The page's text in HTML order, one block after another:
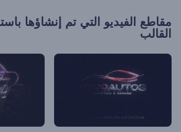
مقاطع الفيديو التي تم إنشاؤها
القالب